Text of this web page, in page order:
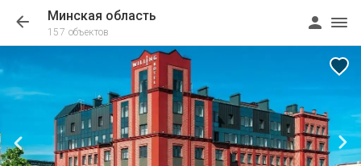
Минская область
157 объектов